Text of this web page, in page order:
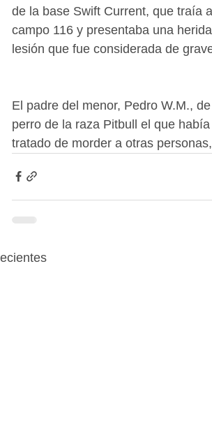
de la base Swift Current, que traía
campo 116 y presentaba una
lesión que fue considerada de
El padre del menor, Pedro W.M.,
perro de la raza Pitbull el que
tratado de morder a otras